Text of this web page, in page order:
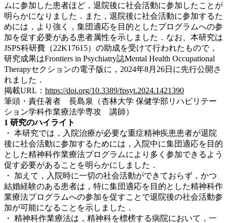
ムに参加した患者ほど，退院後に社会活動に参加したことが
明らかになりました．また，退院後に社会活動に参加するた
めには，より強く，集団適応を目的としたプログラムへの参
加を促す必要がある患者属性を示しました．なお、本研究は
JSPS科研費（22K17615）の助成を受けて行われたもので，
研究成果はFrontiers in Psychiatry誌Mental Health Occupational
Therapyセクションの電子版に，2024年8月26日に先行公開さ
れました．
掲載URL： https://doi.org/10.3389/fpsyt.2024.1421390
筆頭・責任著者 長島泉（杏林大学 保健学部リハビリテー
ション学科作業療法学専攻 講師）
1 研究のハイライト
・ 本研究では，入院治療が必要な重症精神疾患患者が退院
後に社会活動に参加するためには，入院中に集団適応を目的
とした精神科作業療法プログラムにより多く参加できるよう
促す必要があることを明らかにしました．
・ 加えて，入院時に一切の社会活動ができておらず，かつ
結婚経験のある患者は，特に集団適応を目的とした精神科作
業療法プログラムへの参加を促すことで退院後の社会活動参
加が可能になることを示しました．
・ 精神科作業療法は，精神科を標榜する病院において，一